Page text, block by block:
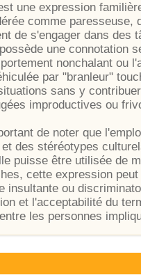
une expression
comme
de s'engager dans des
une connotation
nonchalant ou
par "branleur"
sans y
improductives ou
de noter que
des stéréotypes
puisse être utilisée de
cette expression
insultante ou
et l'acceptabilité du
les personnes